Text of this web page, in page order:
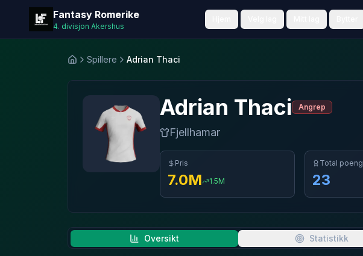
Fantasy Romerike
4. divisjon Akershus
Hjem Spillere Adrian Thaci
Adrian Thaci Angrep
Fjellhamar
Pris
7.0M 1.5M
Total poeng
23
Oversikt Statistikk
Fantasy Romerike